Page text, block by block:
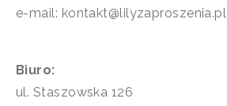
e-mail: kontakt@lilyzaproszenia.pl
Biuro:
ul. Staszowska 126